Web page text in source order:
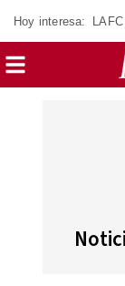
Hoy interesa: